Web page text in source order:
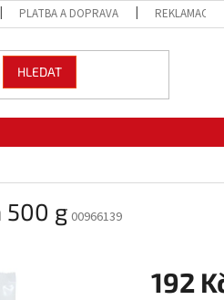
PLATBA A DOPRAVA REKLAMACE
HLEDAT
g 00966139
192